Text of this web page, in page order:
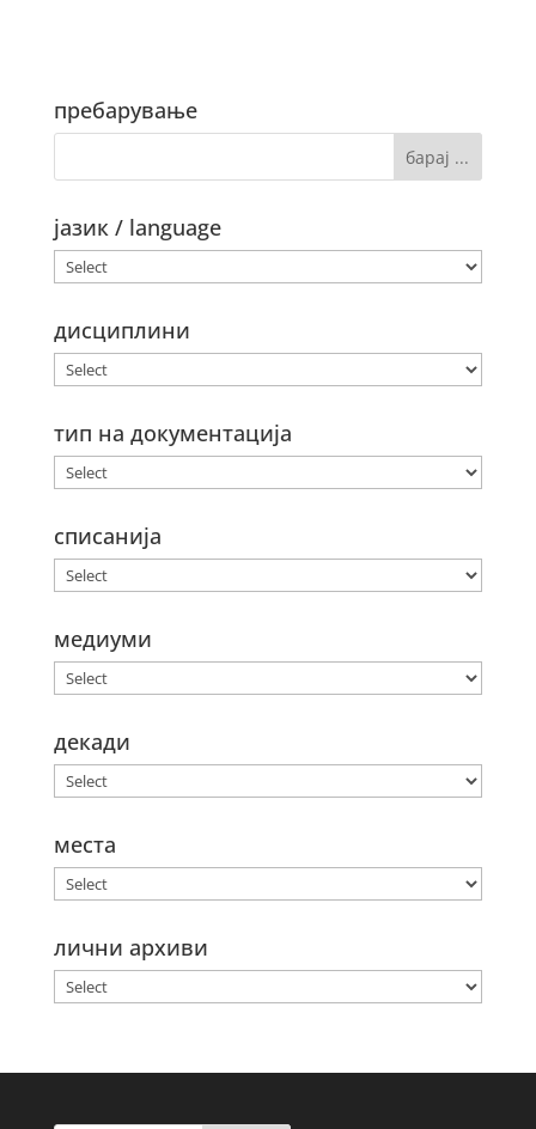
пребарување
јазик / language
дисциплини
тип на документација
списанија
медиуми
декади
места
лични архиви